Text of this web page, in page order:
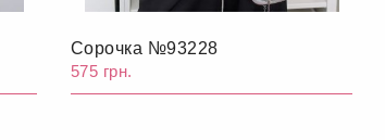
Сорочка №93228
575 грн.